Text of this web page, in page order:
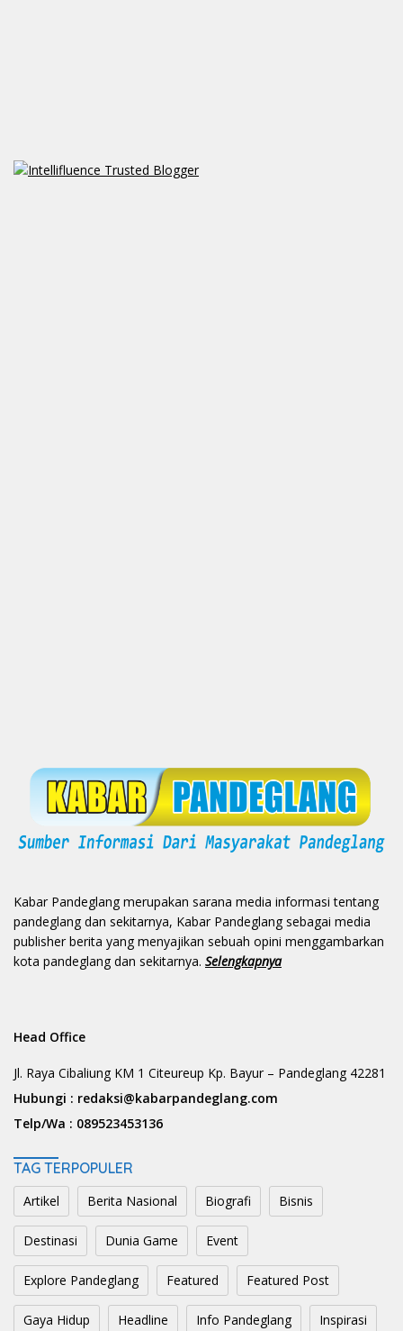
Kabar Pandeglang merupakan sarana media informasi tentang
pandeglang dan sekitarnya, Kabar Pandeglang sebagai media
publisher berita yang menyajikan sebuah opini menggambarkan
kota pandeglang dan sekitarnya. Selengkapnya
Head Office
Jl. Raya Cibaliung KM 1 Citeureup Kp. Bayur – Pandeglang 42281
Hubungi : redaksi@kabarpandeglang.com
Telp/Wa : 089523453136
TAG TERPOPULER
Artikel Berita Nasional Biografi Bisnis
Destinasi Dunia Game Event
Explore Pandeglang Featured Featured Post
Gaya Hidup Headline Info Pandeglang Inspirasi